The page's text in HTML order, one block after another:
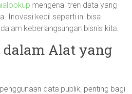
mengenai tren data yang
Inovasi kecil seperti ini bisa
keberlangsungan bisnis kita.
dalam Alat yang
data publik, penting bagi